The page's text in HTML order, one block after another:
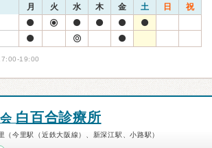
月 火 水 木 金 土 日 祝
19:00
白百合診療所
（今里駅（近鉄大阪線）、新深江駅、小路駅）